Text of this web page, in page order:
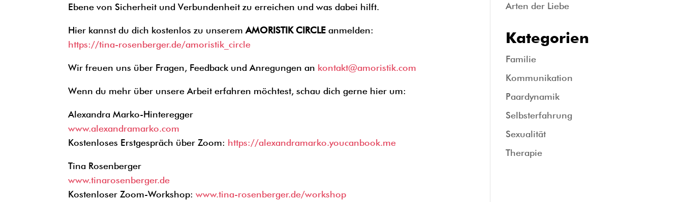
Ebene von Sicherheit und Verbundenheit zu erreichen und was dabei hilft.
Hier kannst du dich kostenlos zu unseremAMORISTIK CIRCLE anmelden:
https://tina-rosenberger.de/amoristik_circle
Wir freuen uns über Fragen, Feedback und Anregungen an kontakt@amoristik.com
Wenn du mehr über unsere Arbeit erfahren möchtest, schau dich gerne hier um:
Alexandra Marko-Hinteregger
www.alexandramarko.com
Kostenloses Erstgespräch über Zoom: https://alexandramarko.youcanbook.me
Tina Rosenberger
www.tinarosenberger.de
Kostenloser Zoom-Workshop:www.tina-rosenberger.de/workshop
Arten der Liebe
Kategorien
Familie
Kommunikation
Paardynamik
Selbsterfahrung
Sexualität
Therapie